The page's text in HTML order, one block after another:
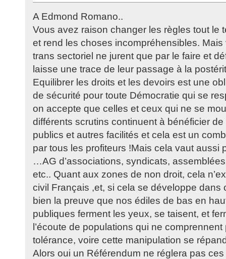
A Edmond Romano..
Vous avez raison changer les règles tout le
et rend les choses incompréhensibles.
trans sectoriel ne jurent que par le faire et
laisse une trace de leur passage à la
Equilibrer les droits et les devoirs est une
de sécurité pour toute Démocratie qui se
on accepte que celles et ceux qui ne se
différents scrutins continuent à bénéficier
publics et autres facilités et cela est un
par tous les profiteurs !Mais cela vaut aussi
…AG d’associations, syndicats,
etc.. Quant aux zones de non droit, cela
civil Français ,et, si cela se développe dans
bien la preuve que nos édiles de bas en
publiques ferment les yeux, se taisent, et
l’écoute de populations qui ne
tolérance, voire cette manipulation se
Alors oui un Référendum ne réglera pas